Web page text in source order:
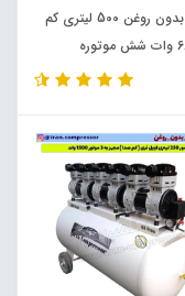
کمپرسور بدون روغن 500 لیتری کم